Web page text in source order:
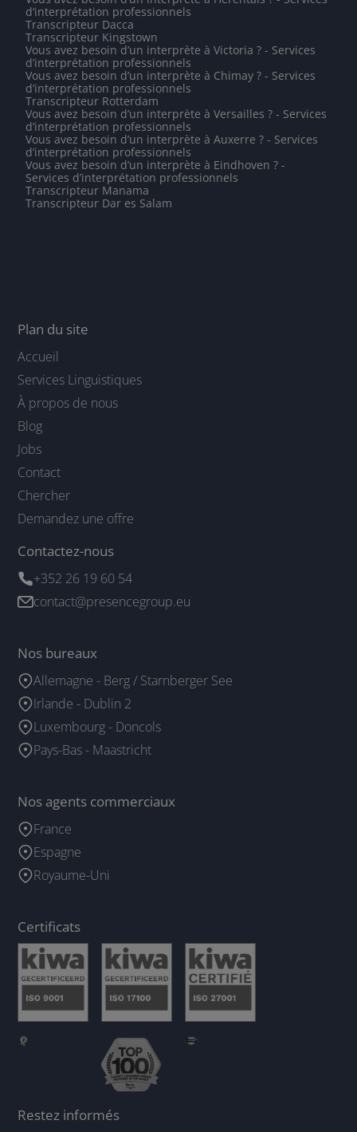
d’interprétation professionnels
Transcripteur Dacca
Transcripteur Kingstown
Vous avez besoin d’un interprète à Victoria ? - Services
d’interprétation professionnels
Vous avez besoin d’un interprète à Chimay ? - Services
d’interprétation professionnels
Transcripteur Rotterdam
Vous avez besoin d’un interprète à Versailles ? - Services
d’interprétation professionnels
Vous avez besoin d’un interprète à Auxerre ? - Services
d’interprétation professionnels
Vous avez besoin d’un interprète à Eindhoven ? -
Services d’interprétation professionnels
Transcripteur Manama
Transcripteur Dar es Salam
Plan du site
Accueil
Services Linguistiques
À propos de nous
Blog
Jobs
Contact
Chercher
Demandez une offre
Contactez-nous
+352 26 19 60 54
contact@presencegroup.eu
Nos bureaux
Allemagne - Berg / Starnberger See
Irlande - Dublin 2
Luxembourg - Doncols
Pays-Bas - Maastricht
Nos agents commerciaux
France
Espagne
Royaume-Uni
Certificats
Restez informés